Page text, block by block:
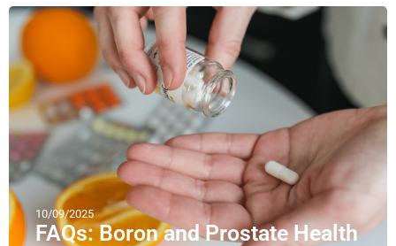
10/09/2025
FAQs: Boron and Prostate Health